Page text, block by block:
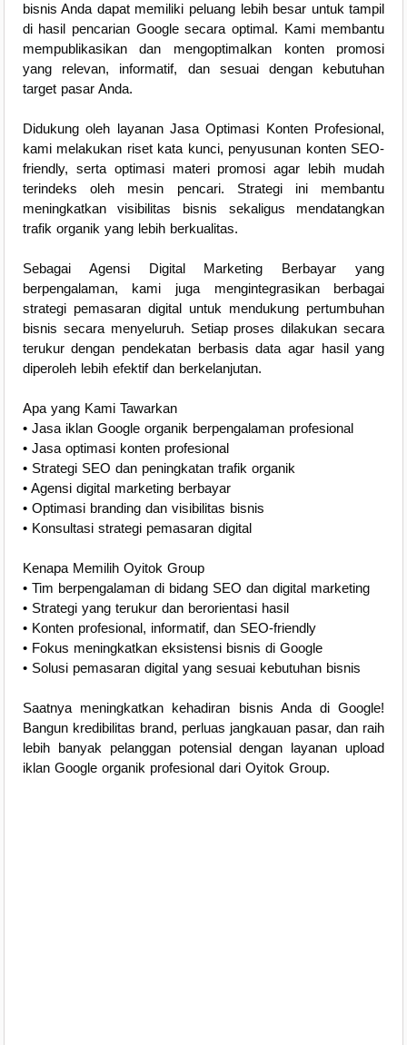
bisnis Anda dapat memiliki peluang lebih besar untuk tampil
di hasil pencarian Google secara optimal. Kami membantu
mempublikasikan dan mengoptimalkan konten promosi
yang relevan, informatif, dan sesuai dengan kebutuhan
target pasar Anda.
Didukung oleh layanan Jasa Optimasi Konten Profesional,
kami melakukan riset kata kunci, penyusunan konten SEO-
friendly, serta optimasi materi promosi agar lebih mudah
terindeks oleh mesin pencari. Strategi ini membantu
meningkatkan visibilitas bisnis sekaligus mendatangkan
trafik organik yang lebih berkualitas.
Sebagai Agensi Digital Marketing Berbayar yang
berpengalaman, kami juga mengintegrasikan berbagai
strategi pemasaran digital untuk mendukung pertumbuhan
bisnis secara menyeluruh. Setiap proses dilakukan secara
terukur dengan pendekatan berbasis data agar hasil yang
diperoleh lebih efektif dan berkelanjutan.
Apa yang Kami Tawarkan
• Jasa iklan Google organik berpengalaman profesional
• Jasa optimasi konten profesional
• Strategi SEO dan peningkatan trafik organik
• Agensi digital marketing berbayar
• Optimasi branding dan visibilitas bisnis
• Konsultasi strategi pemasaran digital
Kenapa Memilih Oyitok Group
• Tim berpengalaman di bidang SEO dan digital marketing
• Strategi yang terukur dan berorientasi hasil
• Konten profesional, informatif, dan SEO-friendly
• Fokus meningkatkan eksistensi bisnis di Google
• Solusi pemasaran digital yang sesuai kebutuhan bisnis
Saatnya meningkatkan kehadiran bisnis Anda di Google!
Bangun kredibilitas brand, perluas jangkauan pasar, dan raih
lebih banyak pelanggan potensial dengan layanan upload
iklan Google organik profesional dari Oyitok Group.